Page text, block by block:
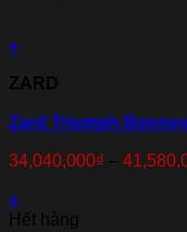
+
ZARD
Zard Triumph
34,040,000₫ –
+
Hết hàng